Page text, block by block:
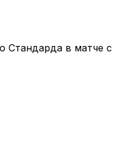
Стандарда в матче с